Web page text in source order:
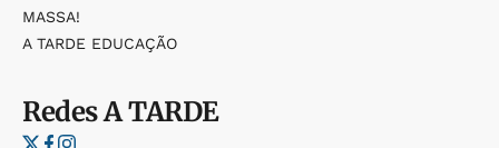
MASSA!
A TARDE EDUCAÇÃO
RedesA TARDE